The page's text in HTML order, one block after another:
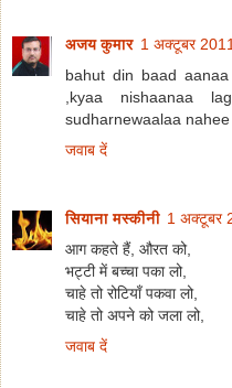
अजय कुमार 1 अक्टूबर
bahut din baad
,kyaa nishaanaa
sudharnewaalaa
जवाब दें
सियाना मस्कीनी 1 अक्टूबर
आग कहते हैं, औरत को,
भट्टी में बच्चा पका लो,
चाहे तो रोटियाँ पकवा लो,
चाहे तो अपने को जला लो,
जवाब दें